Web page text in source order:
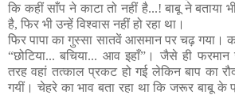
कि कहीं साँप ने काटा तो नहीं है...! बाबू ने बताया
है, फिर भी उन्हें विश्वास नहीं हो रहा था।
फिर पापा का गुस्सा सातवें आसमान पर चढ़
“छोटिया... बचिया... आव इहाँ”। जैसे ही फरमान
तरह वहां तत्काल प्रकट हो गई लेकिन बाप का
गयीं। चेहरे का भाव बता रहा था कि जरूर बाबू के